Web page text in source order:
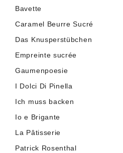
Bavette
Caramel Beurre Sucré
Das Knusperstübchen
Empreinte sucrée
Gaumenpoesie
I Dolci Di Pinella
Ich muss backen
Io e Brigante
La Pâtisserie
Patrick Rosenthal